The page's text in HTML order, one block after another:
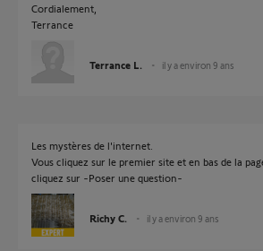
Cordialement,
Terrance
Terrance L. il y a environ 9 ans
Les mystères de l'internet.
Vous cliquez sur le premier site et en bas de la
cliquez sur -Poser une question-
Richy C. il y a environ 9 ans